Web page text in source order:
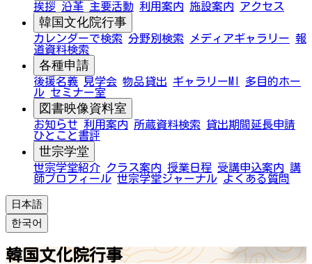
挨拶 沿革 主要活動 利用案内 施設案内 アクセス
韓国文化院行事
カレンダーで検索 分野別検索 メディアギャラリー 報
道資料検索
各種申請
後援名義 見学会 物品貸出 ギャラリーMI
多目的ホー
ル セミナー室
図書映像資料室
お知らせ 利用案内 所蔵資料検索
貸出期間延長申請
ひとこと書評
世宗学堂
世宗学堂紹介 クラス案内 授業日程 受講申込案内 講
師プロフィール 世宗学堂ジャーナル よくある質問
日本語
한국어
韓国文化院行事